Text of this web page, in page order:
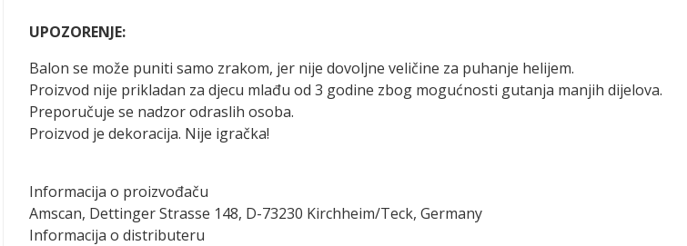
UPOZORENJE:
Balon se može puniti samo zrakom, jer nije dovoljne veličine za puhanje helijem.
Proizvod nije prikladan za djecu mlađu od 3 godine zbog mogućnosti gutanja manjih dijelova.
Preporučuje se nadzor odraslih osoba.
Proizvod je dekoracija. Nije igračka!
Informacija o proizvođaču
Amscan, Dettinger Strasse 148, D-73230 Kirchheim/Teck, Germany
Informacija o distributeru